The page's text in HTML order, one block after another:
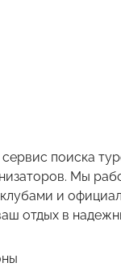
поиска
Мы
и
отдых в
согласие на